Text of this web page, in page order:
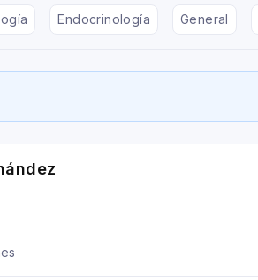
Endocrinología General